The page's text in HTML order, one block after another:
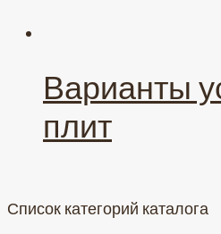
Варианты
плит
Список категорий каталога